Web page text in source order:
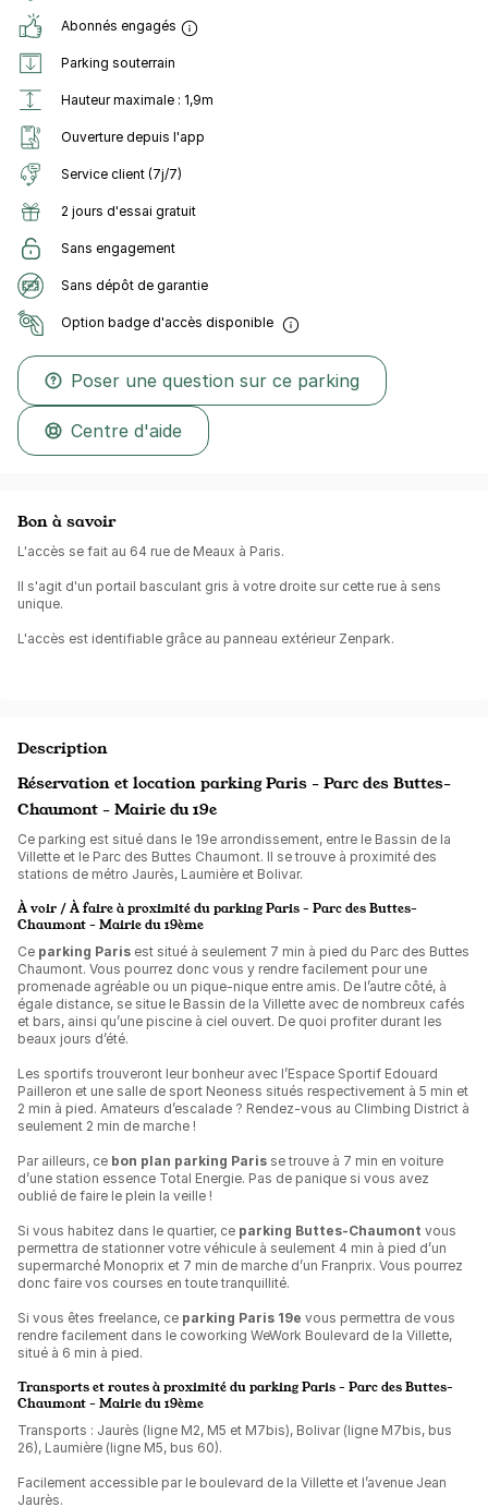
Abonnés engagés
Parking souterrain
Hauteur maximale : 1,9m
Ouverture depuis l'app
Service client (7j/7)
2 jours d'essai gratuit
Sans engagement
Sans dépôt de garantie
Option badge d'accès disponible
Poser une question sur ce parking
Centre d'aide
Bon à savoir
L'accès se fait au 64 rue de Meaux à Paris.
Il s'agit d'un portail basculant gris à votre droite sur cette rue à sens
unique.
L'accès est identifiable grâce au panneau extérieur Zenpark.
Description
Réservation et location parking Paris - Parc des Buttes-
Chaumont - Mairie du 19e
Ce parking est situé dans le 19e arrondissement, entre le Bassin de la
Villette et le Parc des Buttes Chaumont. Il se trouve à proximité des
stations de métro Jaurès, Laumière et Bolivar.
À voir / À faire à proximité du parking Paris - Parc des Buttes-
Chaumont - Mairie du 19ème
Ce parking Paris est situé à seulement 7 min à pied du Parc des Buttes
Chaumont. Vous pourrez donc vous y rendre facilement pour une
promenade agréable ou un pique-nique entre amis. De l’autre côté, à
égale distance, se situe le Bassin de la Villette avec de nombreux cafés
et bars, ainsi qu’une piscine à ciel ouvert. De quoi profiter durant les
beaux jours d’été.
Les sportifs trouveront leur bonheur avec l’Espace Sportif Edouard
Pailleron et une salle de sport Neoness situés respectivement à 5 min et
2 min à pied. Amateurs d’escalade ? Rendez-vous au Climbing District à
seulement 2 min de marche !
Par ailleurs, ce bon plan parking Paris se trouve à 7 min en voiture
d’une station essence Total Energie. Pas de panique si vous avez
oublié de faire le plein la veille !
Si vous habitez dans le quartier, ce parking Buttes-Chaumont vous
permettra de stationner votre véhicule à seulement 4 min à pied d’un
supermarché Monoprix et 7 min de marche d’un Franprix. Vous pourrez
donc faire vos courses en toute tranquillité.
Si vous êtes freelance, ce parking Paris 19e vous permettra de vous
rendre facilement dans le coworking WeWork Boulevard de la Villette,
situé à 6 min à pied.
Transports et routes à proximité du parking Paris - Parc des Buttes-
Chaumont - Mairie du 19ème
Transports : Jaurès (ligne M2, M5 et M7bis), Bolivar (ligne M7bis, bus
26), Laumière (ligne M5, bus 60).
Facilement accessible par le boulevard de la Villette et l’avenue Jean
Jaurès.